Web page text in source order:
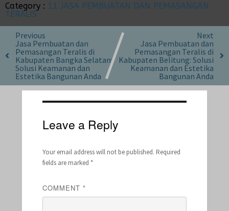
Category : 11 JASA PEMBUATAN DAN PEMASANGAN
TERALIS
Previous
Jasa Pembuatan dan
Pemasangan Teralis di
Kabupaten Bangka Selatan:
Solusi Keamanan dan
Estetika Bangunan Anda
Next
Jasa Pembuatan dan
Pemasangan Teralis di
Kabupaten Belitung: Solusi
Keamanan dan Estetika
Bangunan Anda
Leave a Reply
Your email address will not be published. Required
fields are marked *
COMMENT *